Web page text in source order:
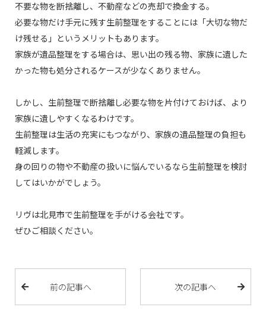
不要な物を断捨離し、不動産などの売却で換金する。
必要な物だけ手元に残す生前整理をすることには「大切な物だ
け残せる」というメリットもあります。
家族が遺品整理をする場合は、思い出の残る物、家族に遺した
かった物も処分されるケースが少なくありません。
しかし、生前整理で断捨離し必要な物を片付けておけば、より
家族に遺しやすくなるわけです。
生前整理は生活の充実にもつながり、家族の遺品整理の負担も
軽減します。
身の回りの物や不動産の扱いに悩んでいるなら生前整理を検討
してはいかがでしょう。
リヴは北見市で生前整理を手がける会社です。
ぜひご相談ください。
前の記事へ 次の記事へ